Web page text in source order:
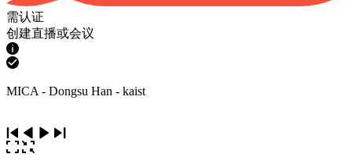
需认证
创建直播或会议
MICA - Dongsu Han - kaist